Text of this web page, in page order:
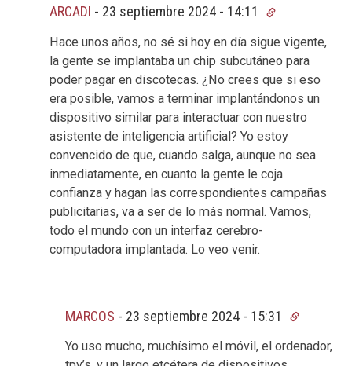
ARCADI - 23 septiembre 2024 - 14:11
Hace unos años, no sé si hoy en día sigue vigente,
la gente se implantaba un chip subcutáneo para
poder pagar en discotecas. ¿No crees que si eso
era posible, vamos a terminar implantándonos un
dispositivo similar para interactuar con nuestro
asistente de inteligencia artificial? Yo estoy
convencido de que, cuando salga, aunque no sea
inmediatamente, en cuanto la gente le coja
confianza y hagan las correspondientes campañas
publicitarias, va a ser de lo más normal. Vamos,
todo el mundo con un interfaz cerebro-
computadora implantada. Lo veo venir.
MARCOS - 23 septiembre 2024 - 15:31
Yo uso mucho, muchísimo el móvil, el ordenador,